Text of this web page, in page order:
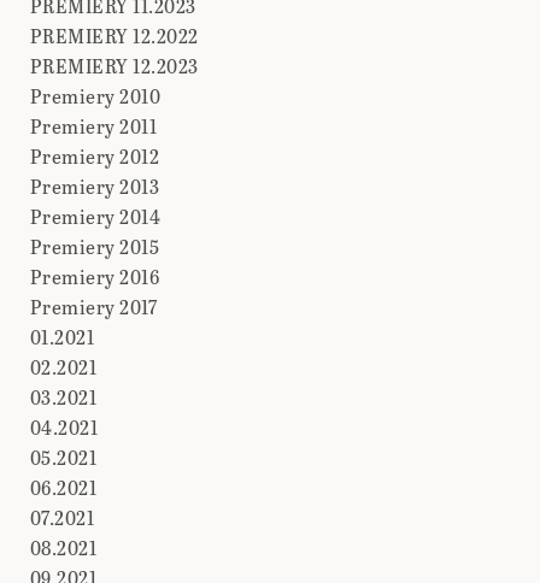
PREMIERY 11.2023
PREMIERY 12.2022
PREMIERY 12.2023
Premiery 2010
Premiery 2011
Premiery 2012
Premiery 2013
Premiery 2014
Premiery 2015
Premiery 2016
Premiery 2017
01.2021
02.2021
03.2021
04.2021
05.2021
06.2021
07.2021
08.2021